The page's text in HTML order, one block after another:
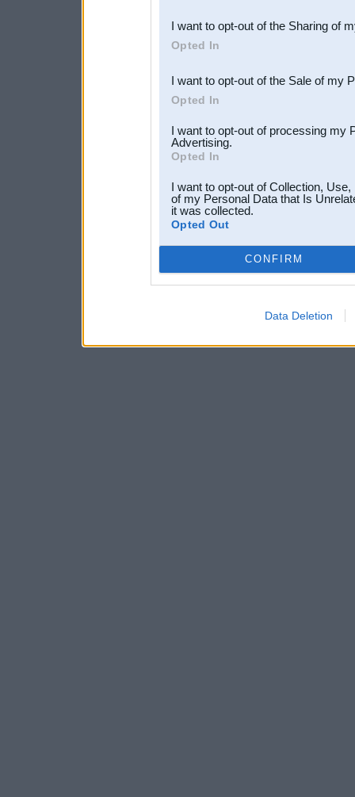
Downstream Participants
third parties.
I want to opt-out of the Sharing of
Opted In
I want to opt-out of the Sale of my
Opted In
I want to opt-out of processing my
Advertising.
Opted In
I want to opt-out of Collection,
of my Personal Data that Is
it was collected.
Opted Out
CONFIRM
Data Deletion